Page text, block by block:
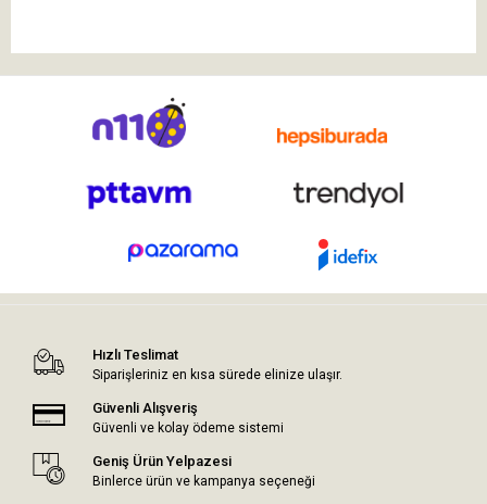
Hızlı Teslimat
Siparişleriniz en kısa sürede elinize ulaşır.
Güvenli Alışveriş
Güvenli ve kolay ödeme sistemi
Geniş Ürün Yelpazesi
Binlerce ürün ve kampanya seçeneği